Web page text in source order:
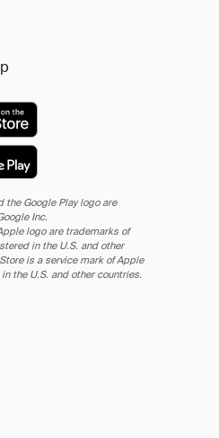
the Google Play logo are
Inc.
logo are trademarks of
in the U.S. and other
is a service mark of Apple
the U.S. and other countries.